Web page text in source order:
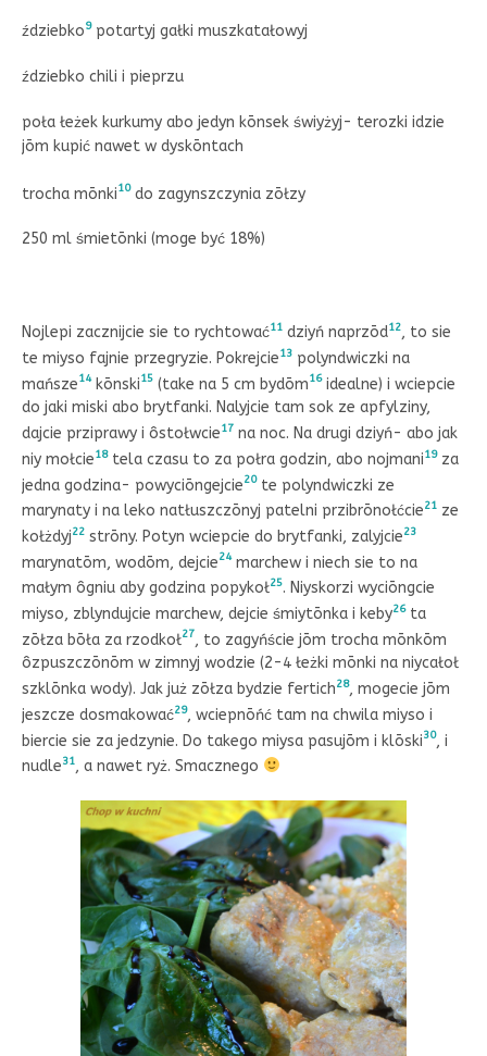
ździebko9potartyj gałki muszkatałowyj
ździebko chili i pieprzu
poła łeżek kurkumy abo jedyn kōnsek świyżyj- terozki idzie
jōm kupić nawet w dyskōntach
trocha mōnki10do zagynszczynia zōłzy
250 ml śmietōnki (moge być 18%)
Nojlepi zacznijcie sie to rychtować11 dziyń naprzōd12, to sie
te miyso fajnie przegryzie. Pokrejcie13 polyndwiczki na
mańsze14kōnski15 (take na 5 cm bydōm16idealne) i wciepcie
do jaki miski abo brytfanki. Nalyjcie tam sok ze apfylziny,
dajcie prziprawy i ôstołwcie17 na noc. Na drugi dziyń- abo jak
niy mołcie18tela czasu to za połra godzin, abo nojmani19za
jedna godzina- powyciōngejcie20te polyndwiczki ze
marynaty i na leko natłuszczōnyj patelni przibrōnołćcie21 ze
kołżdyj22 strōny. Potyn wciepcie do brytfanki, zalyjcie23
marynatōm, wodōm, dejcie24marchew i niech sie to na
małym ôgniu aby godzina popykoł25. Niyskorzi wyciōngcie
miyso, zblyndujcie marchew, dejcie śmiytōnka i keby26ta
zōłza bōła za rzodkoł27, to zagyńście jōm trocha mōnkōm
ôzpuszczōnōm w zimnyj wodzie (2-4 łeżki mōnki na niycałoł
szklōnka wody). Jak już zōłza bydzie fertich28, mogecie jōm
jeszcze dosmakować29, wciepnōńć tam na chwila miyso i
biercie sie za jedzynie. Do takego miysa pasujōm i klōski30, i
nudle31, a nawet ryż. Smacznego